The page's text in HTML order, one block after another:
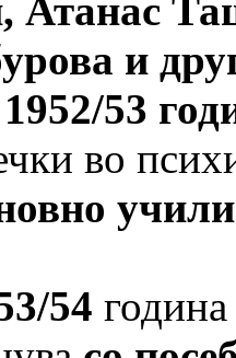
Атанас
и
53
во
54